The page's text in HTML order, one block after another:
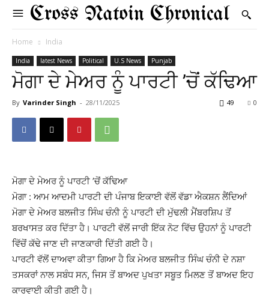
Cross Natoin Chronical
Home India
India latest News Political U.S News Punjab
ਮੋਗਾ ਦੇ ਮੇਅਰ ਨੂੰ ਪਾਰਟੀ ’ਚੋਂ ਕੱਢਿਆ
By Varinder Singh - 28/11/2025 0
49
ਮੋਗਾ ਦੇ ਮੇਅਰ ਨੂੰ ਪਾਰਟੀ ’ਚੋਂ ਕੱਢਿਆ
ਮੋਗਾ : ਆਮ ਆਦਮੀ ਪਾਰਟੀ ਦੀ ਪੰਜਾਬ ਇਕਾਈ ਵੱਲੋਂ ਵੱਡਾ ਐਕਸ਼ਨ ਲੈਂਦਿਆਂ
ਮੋਗਾ ਦੇ ਮੇਅਰ ਬਲਜੀਤ ਸਿੰਘ ਚੰਨੀ ਨੂੰ ਪਾਰਟੀ ਦੀ ਮੁੱਢਲੀ ਮੈਂਬਰਸ਼ਿਪ ਤੋਂ
ਬਰਖਾਸਤ ਕਰ ਦਿੱਤਾ ਹੈ। ਪਾਰਟੀ ਵੱਲੋਂ ਜਾਰੀ ਇੱਕ ਨੋਟ ਵਿੱਚ ਉਹਨਾਂ ਨੂੰ ਪਾਰਟੀ
ਵਿੱਚੋਂ ਕੱਢੇ ਜਾਣ ਦੀ ਜਾਣਕਾਰੀ ਦਿੱਤੀ ਗਈ ਹੈ।
ਪਾਰਟੀ ਵੱਲੋਂ ਦਾਅਵਾ ਕੀਤਾ ਗਿਆ ਹੈ ਕਿ ਮੇਅਰ ਬਲਜੀਤ ਸਿੰਘ ਚੰਨੀ ਦੇ ਨਸ਼ਾ
ਤਸਕਰਾਂ ਨਾਲ ਸਬੰਧ ਸਨ, ਜਿਸ ਤੋਂ ਬਾਅਦ ਪੁਖਤਾ ਸਬੂਤ ਮਿਲਣ ਤੋਂ ਬਾਅਦ ਇਹ
ਕਾਰਵਾਈ ਕੀਤੀ ਗਈ ਹੈ।